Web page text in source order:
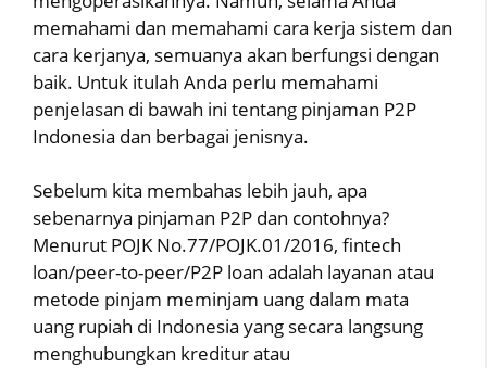
memahami dan memahami cara kerja sistem dan
cara kerjanya, semuanya akan berfungsi dengan
baik. Untuk itulah Anda perlu memahami
penjelasan di bawah ini tentang pinjaman P2P
Indonesia dan berbagai jenisnya.
Sebelum kita membahas lebih jauh, apa
sebenarnya pinjaman P2P dan contohnya?
Menurut POJK No.77/POJK.01/2016, fintech
loan/peer-to-peer/P2P loan adalah layanan atau
metode pinjam meminjam uang dalam mata
uang rupiah di Indonesia yang secara langsung
menghubungkan kreditur atau